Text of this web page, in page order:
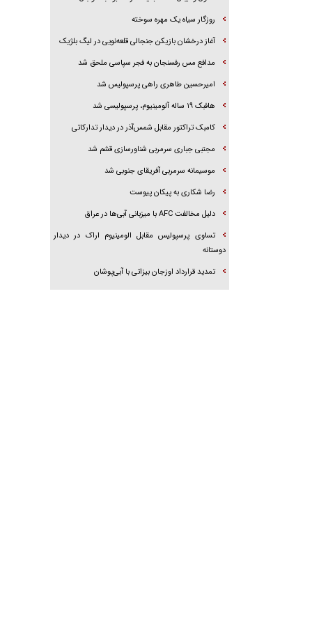
روزگار سیاه یک مهره سوخته
آغاز درخشان بازیکن جنجالی قلعه‌نویی در لیگ بلژیک
مدافع مس رفسنجان به فجر سپاسی ملحق شد
امیرحسین طاهری راهی پرسپولیس شد
هافبک ۱۹ ساله آلومینیوم، پرسپولیسی شد
کامبک تراکتور مقابل شمس‌آذر در دیدار تدارکاتی
مجتبی جباری سرمربی شناورسازی قشم شد
موسیمانه سرمربی آفریقای جنوبی شد
رضا شکاری به پیکان پیوست
دلیل مخالفت AFC با میزبانی آبی‌ها در عراق
تساوی پرسپولیس مقابل الومینیوم اراک در دیدار
دوستانه
تمدید قرارداد اوزجان بیزاتی با آبی‌پوشان